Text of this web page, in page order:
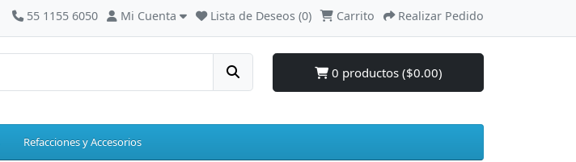
55 1155 6050 Mi Cuenta Lista de Deseos (0) Carrito Realizar Pedido
0 productos ($0.00)
Refacciones y Accesorios